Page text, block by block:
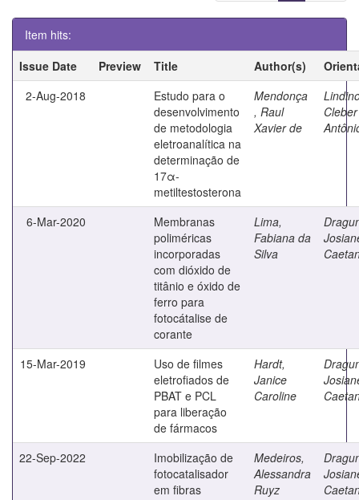
Item hits:
Issue Date
Preview Title Author(s)
2-Aug-2018
Estudo para o
desenvolvimento
de metodologia
eletroanalítica na
determinação de
17α-
metiltestosterona
Mendonça
, Raul
Xavier de
Cleber
6-Mar-2020
Membranas
poliméricas
incorporadas
com dióxido de
titânio e óxido de
ferro para
fotocátalise de
corante
Lima,
Fabiana da
Silva
15-Mar-2019
Uso de filmes
eletrofiados de
PBAT e PCL
para liberação
de fármacos
Hardt,
Janice
Caroline
22-Sep-2022
Imobilização de
fotocatalisador
em fibras
Medeiros,
Alessandra
Ruyz